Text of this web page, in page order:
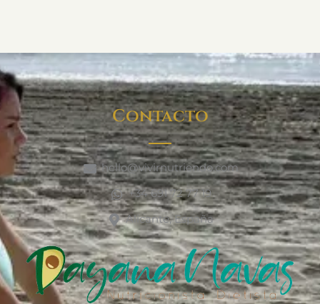
Contacto
hello@vivirnutriendo.com
+34 691 72 77 19
Alicante, España